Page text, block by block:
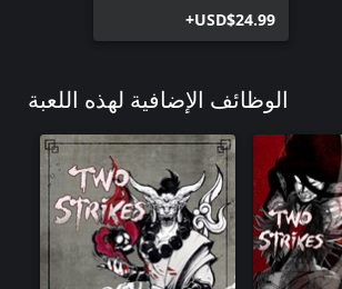
USD$24.99+
الوظائف الإضافية لهذه اللعبة